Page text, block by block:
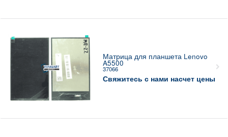
Матрица для планшета Lenovo
A5500
37066
Свяжитесь с нами насчет цены